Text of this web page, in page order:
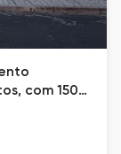
com 150